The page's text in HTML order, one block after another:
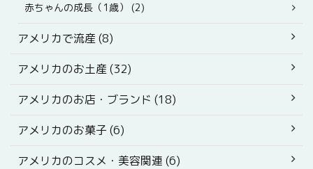
赤ちゃんの成長（1歳） (2)
アメリカで流産 (8)
アメリカのお土産 (32)
アメリカのお店・ブランド (18)
アメリカのお菓子 (6)
アメリカのコスメ・美容関連 (6)